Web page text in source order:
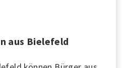
aus Bielefeld